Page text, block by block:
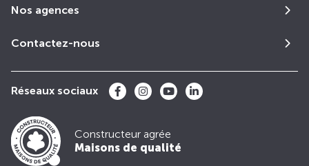
Nos agences
Contactez-nous
Réseaux sociaux
Constructeur agrée
Maisons de qualité